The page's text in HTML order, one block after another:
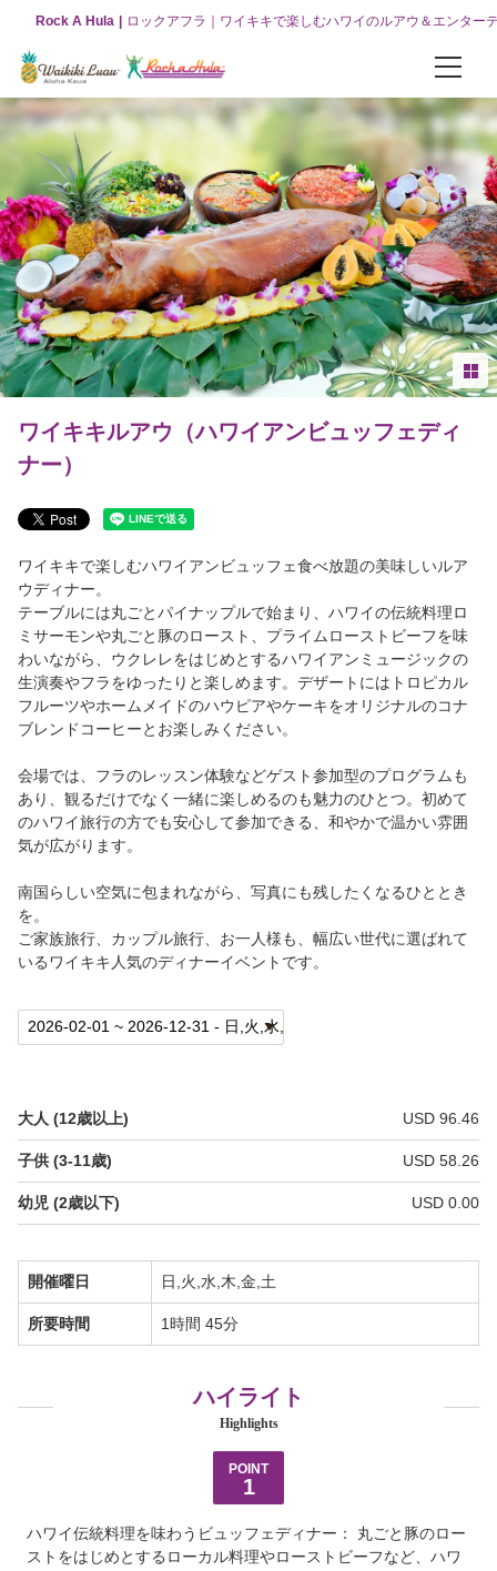
Rock A Hula ロックアフラ｜ワイキキで楽しむハワイのルアウ＆エンター
パッケージ
お得な3つのコンボパッケージ
【オリジナルパッケージ】ワイキキルアウ＆ロックアフラショー
【VIPパッケージ】ワイキキルアウ＆ロックアフラショー
【グリーンルーム】ワイキキルアウ＆ロックアフラショー
ロックアフラ
ロックアフラショー（チケット販売）
ルアウディナー付きパッケージ
ワイキキルアウ
ワイキキルアウについて
ワイキキルアウ（ブッフェディナー）
イベント・団体
ロイヤルハワイアンシアターのレンタル
アクセス
ご案内
私たちについて
フォトギャラリー
プライバシーポリシー
日本語
ワイキキルアウ（ハワイアンビュッフェディ
ナー）
ワイキキで楽しむハワイアンビュッフェ食べ放題の美味しいルア
ウディナー。
テーブルには丸ごとパイナップルで始まり、ハワイの伝統料理ロ
ミサーモンや丸ごと豚のロースト、プライムローストビーフを味
わいながら、ウクレレをはじめとするハワイアンミュージックの
生演奏やフラをゆったりと楽しめます。デザートにはトロピカル
フルーツやホームメイドのハウピアやケーキをオリジナルのコナ
ブレンドコーヒーとお楽しみください。
会場では、フラのレッスン体験などゲスト参加型のプログラムも
あり、観るだけでなく一緒に楽しめるのも魅力のひとつ。初めて
のハワイ旅行の方でも安心して参加できる、和やかで温かい雰囲
気が広がります。
南国らしい空気に包まれながら、写真にも残したくなるひととき
を。
ご家族旅行、カップル旅行、お一人様も、幅広い世代に選ばれて
いるワイキキ人気のディナーイベントです。
大人 (12歳以上) USD 96.46
子供 (3-11歳) USD 58.26
幼児 (2歳以下) USD 0.00
開催曜日 日,火,水,木,金,土
所要時間 1時間 45分
ハイライト
Highlights
POINT
1
ハワイ伝統料理を味わうビュッフェディナー： 丸ごと豚のロー
ストをはじめとするローカル料理やローストビーフなど、ハワ